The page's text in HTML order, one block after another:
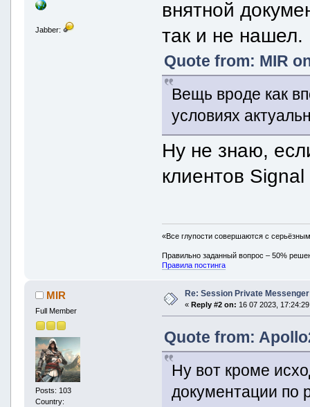
Jabber:
внятной
так и не нашел.
Quote from: MIR
Вещь вроде как
условиях
Ну не знаю,
клиентов
«Все глупости совершаются с
Правильно заданный вопрос – 50%
Правила постинга
MIR
Full Member
Posts: 103
Country:
Re: Session Private Messenger
« Reply #2 on: 16 07 2023,
Quote from:
Ну вот кроме
документации по